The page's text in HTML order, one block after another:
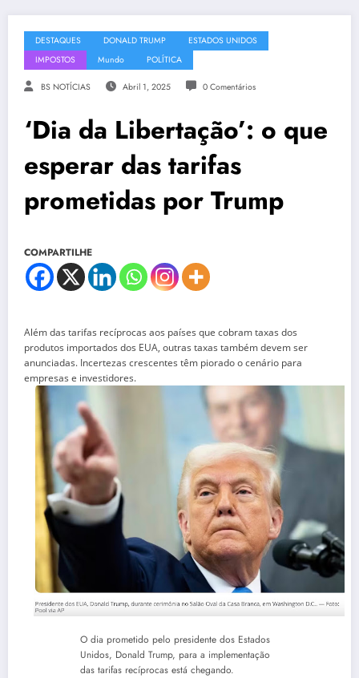
DESTAQUES DONALD TRUMP
ESTADOS UNIDOS
IMPOSTOS
Mundo POLÍTICA
BS NOTÍCIAS Abril 1, 2025 0 Comentários
‘Dia da Libertação’: o que
esperar das tarifas
prometidas por Trump
COMPARTILHE
Além das tarifas recíprocas aos países que cobram taxas dos
produtos importados dos EUA, outras taxas também devem ser
anunciadas. Incertezas crescentes têm piorado o cenário para
empresas e investidores.
O dia prometido pelo presidente dos Estados
Unidos, Donald Trump, para a implementação
das tarifas recíprocas está chegando.